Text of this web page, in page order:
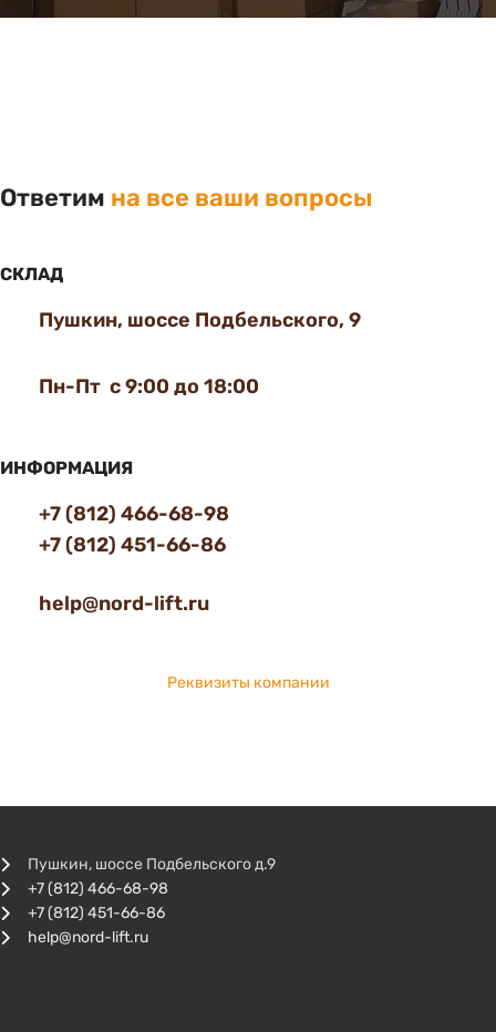
Ответим на все ваши вопросы
СКЛАД
Пушкин, шоссе Подбельского, 9
Пн-Пт с 9:00 до 18:00
ИНФОРМАЦИЯ
+7 (812) 466-68-98
+7 (812) 451-66-86
help@nord-lift.ru
Реквизиты компании
Пушкин, шоссе Подбельского д.9
+7 (812) 466-68-98
+7 (812) 451-66-86
help@nord-lift.ru